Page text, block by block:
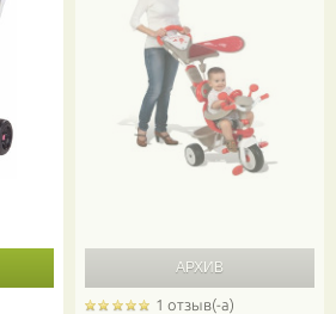
1 отзыв(-а)